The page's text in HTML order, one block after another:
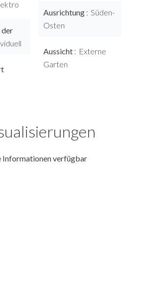
der
Ausrichtung
Süden-
Osten
Aussicht
Externe
Garten
Informationen verfügbar